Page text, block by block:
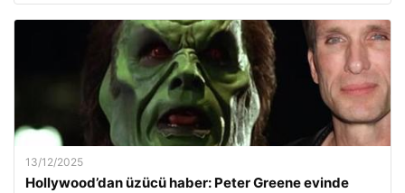
13/12/2025
Hollywood’dan üzücü haber: Peter Greene evinde